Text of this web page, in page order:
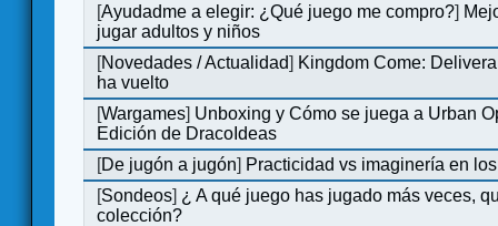
[Ayudadme a elegir: ¿Qué juego me compro?]
jugar adultos y niños
[Novedades / Actualidad] Kingdom Come:
ha vuelto
[Wargames] Unboxing y Cómo se juega a Urban
Edición de DracoIdeas
[De jugón a jugón] Practicidad vs imaginería en
[Sondeos] ¿ A qué juego has jugado más veces,
colección?